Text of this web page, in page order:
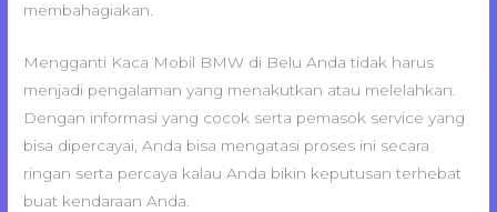
membahagiakan.
Mengganti Kaca Mobil BMW di Belu Anda tidak harus
menjadi pengalaman yang menakutkan atau melelahkan.
Dengan informasi yang cocok serta pemasok service yang
bisa dipercayai, Anda bisa mengatasi proses ini secara
ringan serta percaya kalau Anda bikin keputusan terhebat
buat kendaraan Anda.